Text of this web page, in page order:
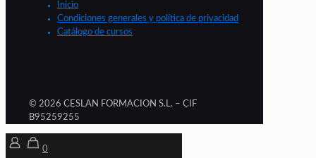
Inicio
Condiciones generales y política de privacidad
Catálogo de cursos
© 2026 CESLAN FORMACION S.L. – CIF
B95259255
0